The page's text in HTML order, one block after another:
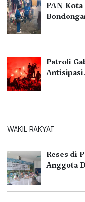
PAN
Patroli
WAKIL RAKYAT
Reses di
Anggota